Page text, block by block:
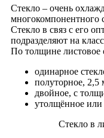
Cтекло – очень
многокомпонентного
Стекло в связ с его
подразделяют на
По толщине листовое
одинарное
полуторное, 2,5
двойное, с
утолщённое или
Стекло в